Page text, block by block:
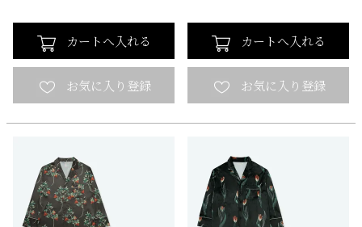
カートへ入れる カートへ入れる